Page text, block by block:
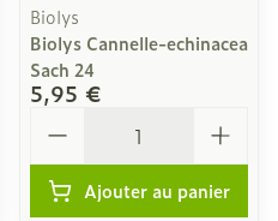
Biolys
Biolys Cannelle-echinacea
Sach 24
5,95 €
Ajouter au panier